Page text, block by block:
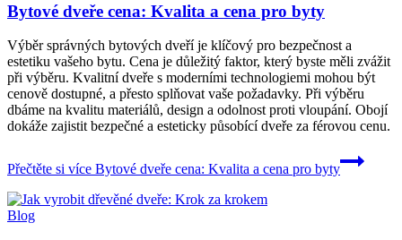
Bytové dveře cena: Kvalita a cena pro byty
Výběr správných bytových dveří je klíčový pro bezpečnost a
estetiku vašeho bytu. Cena je důležitý faktor, který byste měli zvážit
při výběru. Kvalitní dveře s moderními technologiemi mohou být
cenově dostupné, a přesto splňovat vaše požadavky. Při výběru
dbáme na kvalitu materiálů, design a odolnost proti vloupání. Obojí
dokáže zajistit bezpečné a esteticky působící dveře za férovou cenu.
Přečtěte si více Bytové dveře cena: Kvalita a cena pro byty
Blog